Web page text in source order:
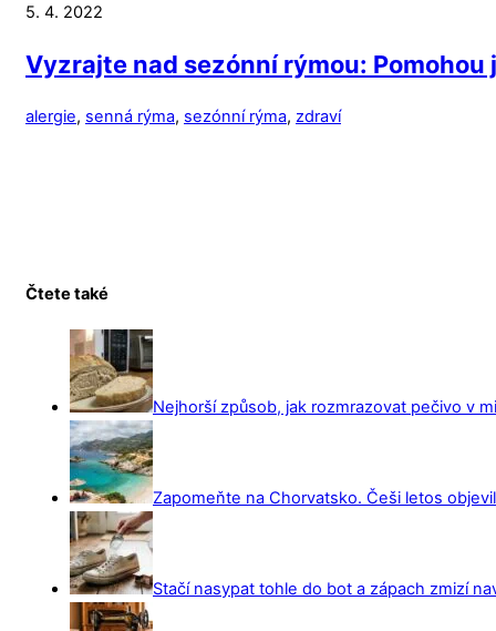
5. 4. 2022
Vyzrajte nad sezónní rýmou: Pomohou
alergie, senná rýma, sezónní rýma, zdraví
Čtete také
Nejhorší způsob, jak rozmrazovat pečivo v
Zapomeňte na Chorvatsko. Češi letos
Stačí nasypat tohle do bot a zápach zmizí